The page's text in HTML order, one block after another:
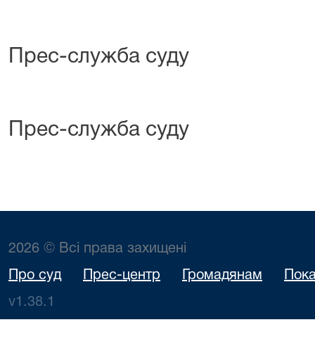
Прес-служба суду
Прес-служба суду
2026 © Всі права захищені
Про суд Прес-центр Громадянам
v1.38.1